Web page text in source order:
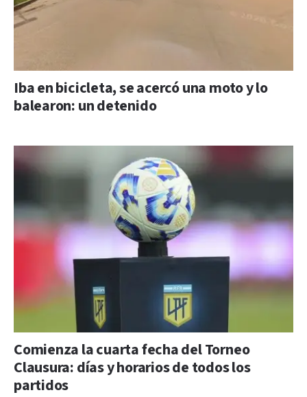
Iba en bicicleta, se acercó una moto y lo
balearon: un detenido
Comienza la cuarta fecha del Torneo
Clausura: días y horarios de todos los
partidos